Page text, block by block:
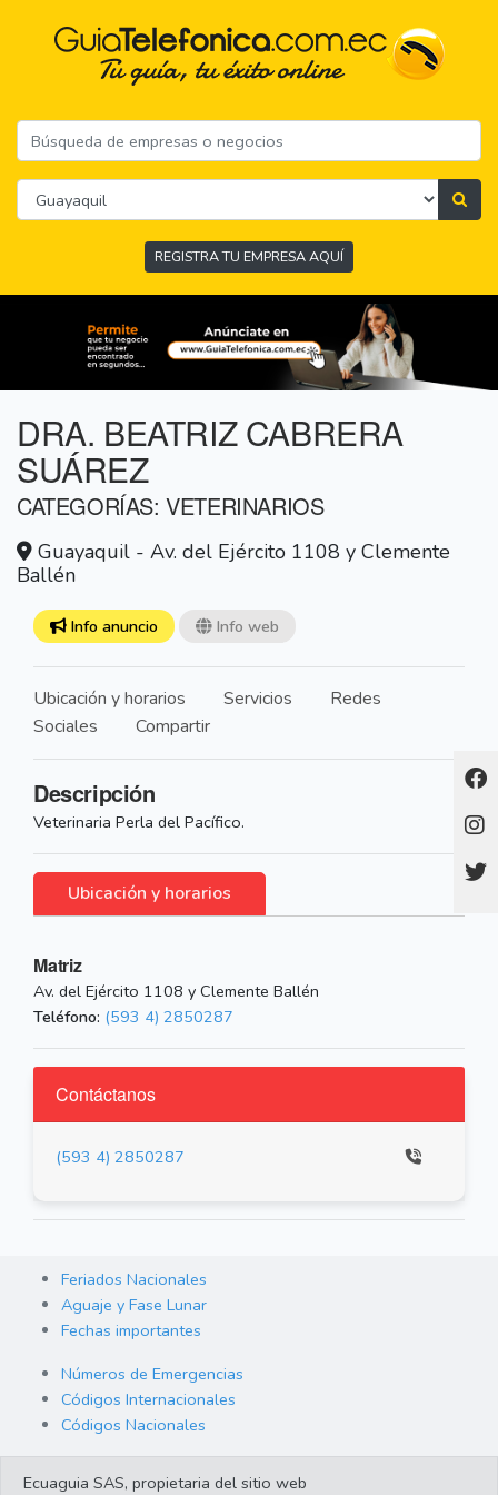
REGISTRA TU EMPRESA AQUÍ
DRA. BEATRIZ CABRERA
SUÁREZ
CATEGORÍAS: VETERINARIOS
Guayaquil - Av. del Ejército 1108 y Clemente
Ballén
Info anuncio Info web
Ubicación y horarios Servicios
Redes
Sociales
Compartir
Descripción
Veterinaria Perla del Pacífico.
Ubicación y horarios
Matriz
Av. del Ejército 1108 y Clemente Ballén
Teléfono: (593 4) 2850287
Contáctanos
(593 4) 2850287
Feriados Nacionales
Aguaje y Fase Lunar
Fechas importantes
Números de Emergencias
Códigos Internacionales
Códigos Nacionales
Ecuaguia SAS, propietaria del sitio web